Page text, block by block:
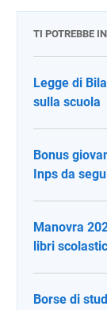
TI POTREBBE
Legge di
sulla scuola
Bonus
Inps da
Manovra
libri
Borse di